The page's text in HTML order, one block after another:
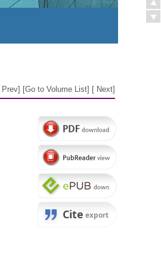
Prev] [Go to Volume List] [ Next]